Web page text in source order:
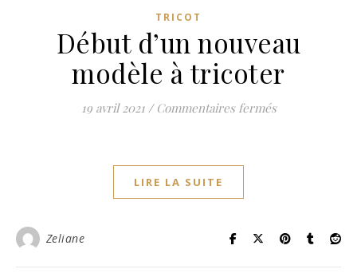
TRICOT
Début d’un nouveau
modèle à tricoter
19 avril 2021 / Commentaires ferméssur Début
LIRE LA SUITE
Zeliane